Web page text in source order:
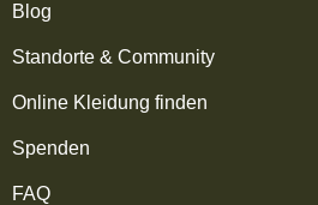
Blog
Standorte & Community
Online Kleidung finden
Spenden
FAQ